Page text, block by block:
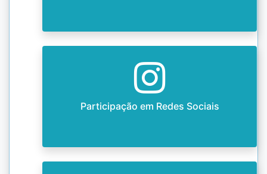
Participação em Redes Sociais